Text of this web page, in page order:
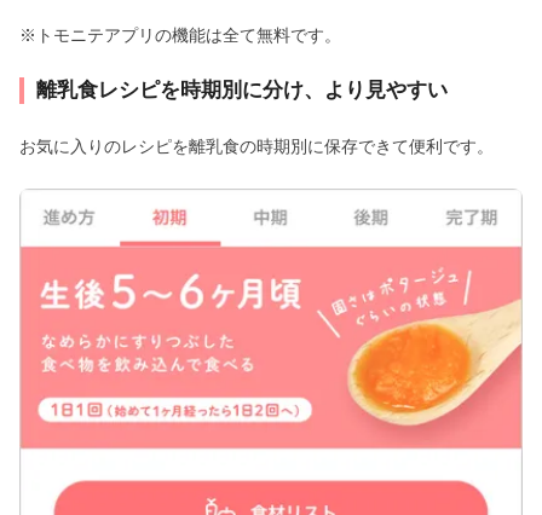
※トモニテアプリの機能は全て無料です。
離乳食レシピを時期別に分け、より見やすい
お気に入りのレシピを離乳食の時期別に保存できて便利です。